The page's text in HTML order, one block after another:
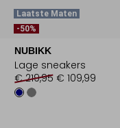
Laatste Maten
-50%
NUBIKK
Lage sneakers
€ 219,95 € 109,99